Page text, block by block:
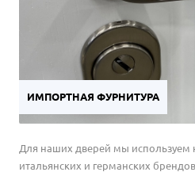
ИМПОРТНАЯ ФУРНИТУРА
Для наших дверей мы используем
итальянских и германских